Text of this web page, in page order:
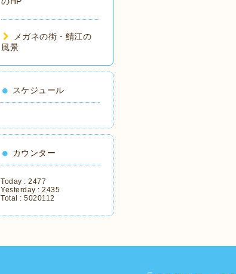
メガネの街・鯖江の
風景
スケジュール
カウンター
Today : 2477
Yesterday : 2435
Total : 5020112